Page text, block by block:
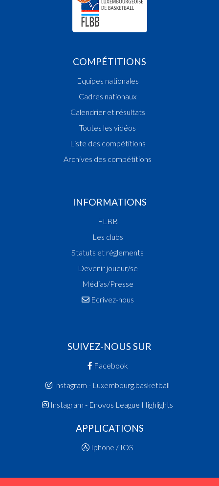
COMPÉTITIONS
Equipes nationales
Cadres nationaux
Calendrier et résultats
Toutes les vidéos
Liste des compétitions
Archives des compétitions
INFORMATIONS
FLBB
Les clubs
Statuts et réglements
Devenir joueur/se
Médias/Presse
Ecrivez-nous
SUIVEZ-NOUS SUR
Facebook
Instagram - Luxembourg.basketball
Instagram - Enovos League Highlights
APPLICATIONS
Iphone / IOS